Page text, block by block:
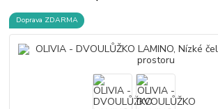
Doprava ZDARMA